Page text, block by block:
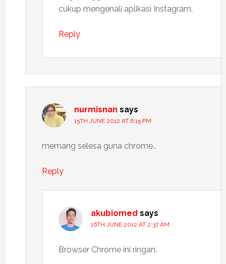
cukup mengenali aplikasi Instagram.
Reply
nurmisnan says
15TH JUNE 2012 AT 6:15 PM
memang selesa guna chrome..
Reply
akubiomed says
16TH JUNE 2012 AT 2:37 AM
Browser Chrome ini ringan.